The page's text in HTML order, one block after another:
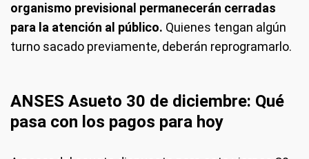
organismo previsional permanecerán cerradas
para la atención al público. Quienes tengan algún
turno sacado previamente, deberán reprogramarlo.
ANSES Asueto 30 de diciembre: Qué
pasa con los pagos para hoy